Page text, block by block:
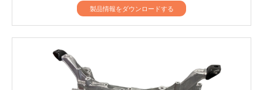
製品情報をダウンロードする